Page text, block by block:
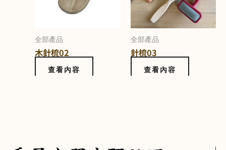
全部產品
木針梳02
查看內容
全部產品
針梳03
查看內容